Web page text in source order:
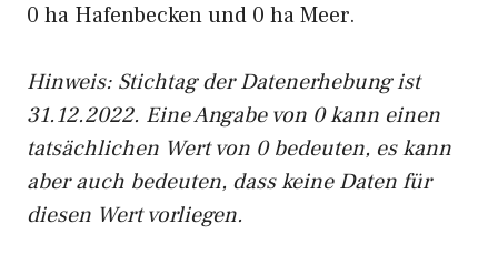
0 ha Hafenbecken und 0 ha Meer.
Hinweis: Stichtag der Datenerhebung ist
31.12.2022. Eine Angabe von 0 kann einen
tatsächlichen Wert von 0 bedeuten, es kann
aber auch bedeuten, dass keine Daten für
diesen Wert vorliegen.